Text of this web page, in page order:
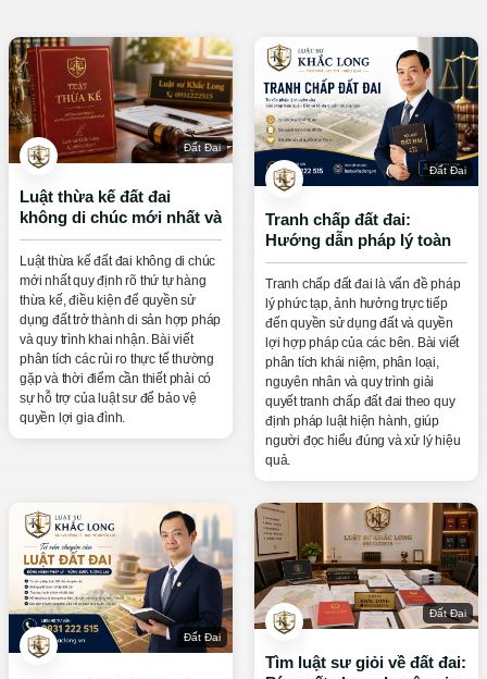
Đất Đai
Luật thừa kế đất đai
không di chúc mới nhất và
những lưu ý quan trọng
Luật thừa kế đất đai không di chúc
mới nhất quy định rõ thứ tự hàng
thừa kế, điều kiện để quyền sử
dụng đất trở thành di sản hợp pháp
và quy trình khai nhận. Bài viết
phân tích các rủi ro thực tế thường
gặp và thời điểm cần thiết phải có
sự hỗ trợ của luật sư để bảo vệ
quyền lợi gia đình.
Đất Đai
Tranh chấp đất đai:
Hướng dẫn pháp lý toàn
diện về quyền và nghĩa vụ
Tranh chấp đất đai là vấn đề pháp
lý phức tạp, ảnh hưởng trực tiếp
đến quyền sử dụng đất và quyền
lợi hợp pháp của các bên. Bài viết
phân tích khái niệm, phân loại,
nguyên nhân và quy trình giải
quyết tranh chấp đất đai theo quy
định pháp luật hiện hành, giúp
người đọc hiểu đúng và xử lý hiệu
quả.
Đất Đai
Đất Đai
Tìm luật sư giỏi về đất đai: